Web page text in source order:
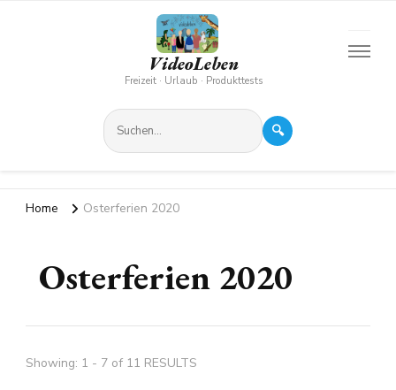
VideoLeben
Freizeit · Urlaub · Produkttests
🔍
Home Osterferien 2020
Osterferien 2020
Showing: 1 - 7 of 11 RESULTS